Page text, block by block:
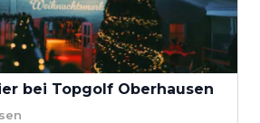
bei Topgolf Oberhausen